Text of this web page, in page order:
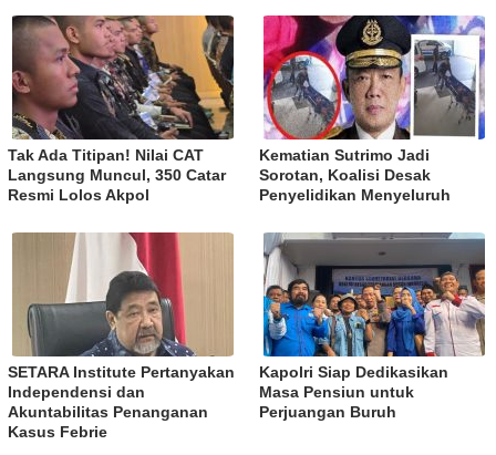
Tak Ada Titipan! Nilai CAT
Langsung Muncul, 350 Catar
Resmi Lolos Akpol
Kematian Sutrimo Jadi
Sorotan, Koalisi Desak
Penyelidikan Menyeluruh
SETARA Institute Pertanyakan
Independensi dan
Akuntabilitas Penanganan
Kasus Febrie
Kapolri Siap Dedikasikan
Masa Pensiun untuk
Perjuangan Buruh